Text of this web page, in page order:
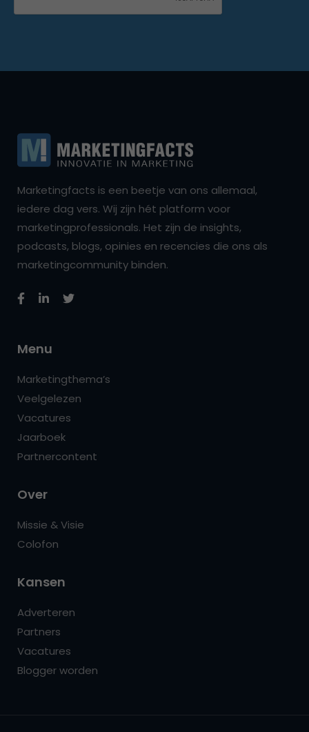
Marketingfacts is een beetje van ons allemaal,
iedere dag vers. Wij zijn hét platform voor
marketingprofessionals. Het zijn de insights,
podcasts, blogs, opinies en recencies die ons als
marketingcommunity binden.
Menu
Marketingthema’s
Veelgelezen
Vacatures
Jaarboek
Partnercontent
Over
Missie & Visie
Colofon
Kansen
Adverteren
Partners
Vacatures
Blogger worden